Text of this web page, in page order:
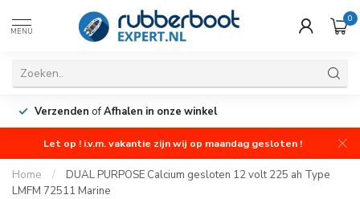
MENU
0
Verzenden ofAfhalen in onze winkel
Let op ! i.v.m. vakantie zijn wij op maandag gesloten !
Home /
DUAL PURPOSE Calcium gesloten 12 volt 225 ah Type
LMFM 72511 Marine